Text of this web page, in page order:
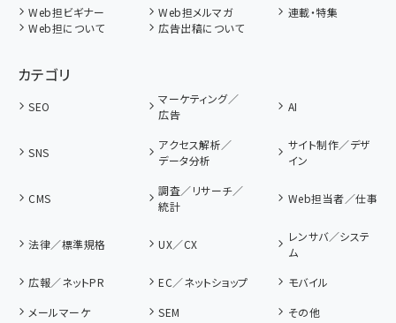
Web担ビギナー Web担メルマガ
連載・特集
Web担について
広告出稿について
カテゴリ
SEO
マーケティング／
広告
AI
SNS
アクセス解析／
データ分析
サイト制作／デザ
イン
CMS
調査／リサーチ／
統計
Web担当者／仕事
法律／標準規格 UX／CX
レンサバ／システ
ム
広報／ネットPR
EC／ネットショップ
モバイル
メールマーケ
SEM その他